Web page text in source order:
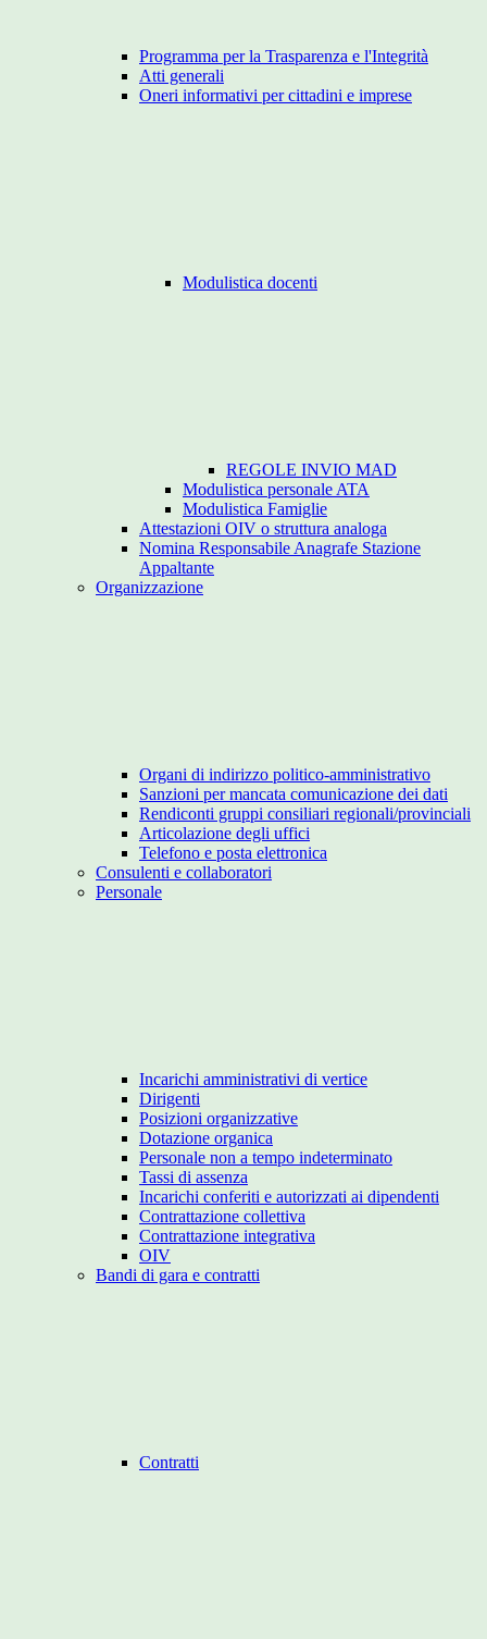
Programma per la Trasparenza e l'Integrità
Atti generali
Oneri informativi per cittadini e imprese
Modulistica docenti
REGOLE INVIO MAD
Modulistica personale ATA
Modulistica Famiglie
Attestazioni OIV o struttura analoga
Nomina Responsabile Anagrafe Stazione
Appaltante
Organizzazione
Organi di indirizzo politico-amministrativo
Sanzioni per mancata comunicazione dei dati
Rendiconti gruppi consiliari regionali/provinciali
Articolazione degli uffici
Telefono e posta elettronica
Consulenti e collaboratori
Personale
Incarichi amministrativi di vertice
Dirigenti
Posizioni organizzative
Dotazione organica
Personale non a tempo indeterminato
Tassi di assenza
Incarichi conferiti e autorizzati ai dipendenti
Contrattazione collettiva
Contrattazione integrativa
OIV
Bandi di gara e contratti
Contratti